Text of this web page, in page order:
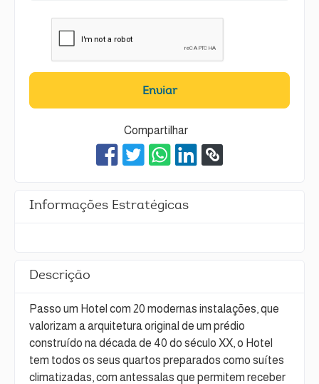
Enviar
Compartilhar
Informações Estratégicas
Descrição
Passo um Hotel com 20 modernas instalações, que
valorizam a arquitetura original de um prédio
construído na década de 40 do século XX, o Hotel
tem todos os seus quartos preparados como suítes
climatizadas, com antessalas que permitem receber